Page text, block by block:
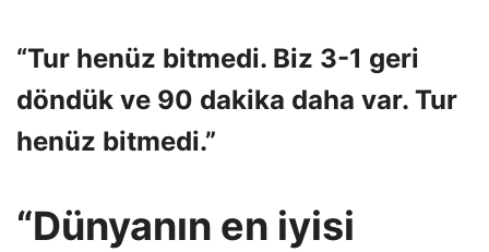
“Tur henüz bitmedi. Biz 3-1 geri
döndük ve 90 dakika daha var. Tur
henüz bitmedi.”
“Dünyanın en iyisi